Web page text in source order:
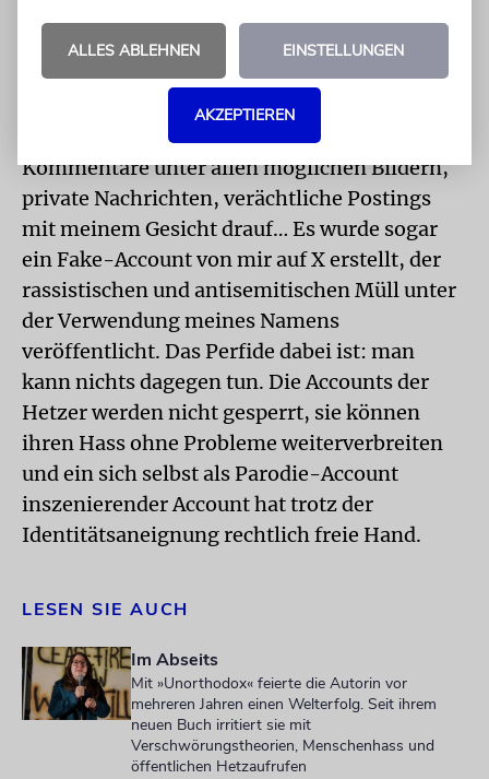
Angriffsfläche erklärt wurde, habe ich im
Sekundentakt Beleidigungen und Drohungen
erhalten. Ich kam mit dem Löschen, Melden
und Blockieren gar nicht hinterher.
Kommentare unter allen möglichen Bildern,
private Nachrichten, verächtliche Postings
mit meinem Gesicht drauf… Es wurde sogar
ein Fake-Account von mir auf X erstellt, der
rassistischen und antisemitischen Müll unter
der Verwendung meines Namens
veröffentlicht. Das Perfide dabei ist: man
kann nichts dagegen tun. Die Accounts der
Hetzer werden nicht gesperrt, sie können
ihren Hass ohne Probleme weiterverbreiten
und ein sich selbst als Parodie-Account
inszenierender Account hat trotz der
Identitätsaneignung rechtlich freie Hand.
LESEN SIE AUCH
Im Abseits
Mit »Unorthodox« feierte die Autorin vor
mehreren Jahren einen Welterfolg. Seit ihrem
neuen Buch irritiert sie mit
Verschwörungstheorien, Menschenhass und
öffentlichen Hetzaufrufen
ALLES ABLEHNEN EINSTELLUNGEN
AKZEPTIEREN